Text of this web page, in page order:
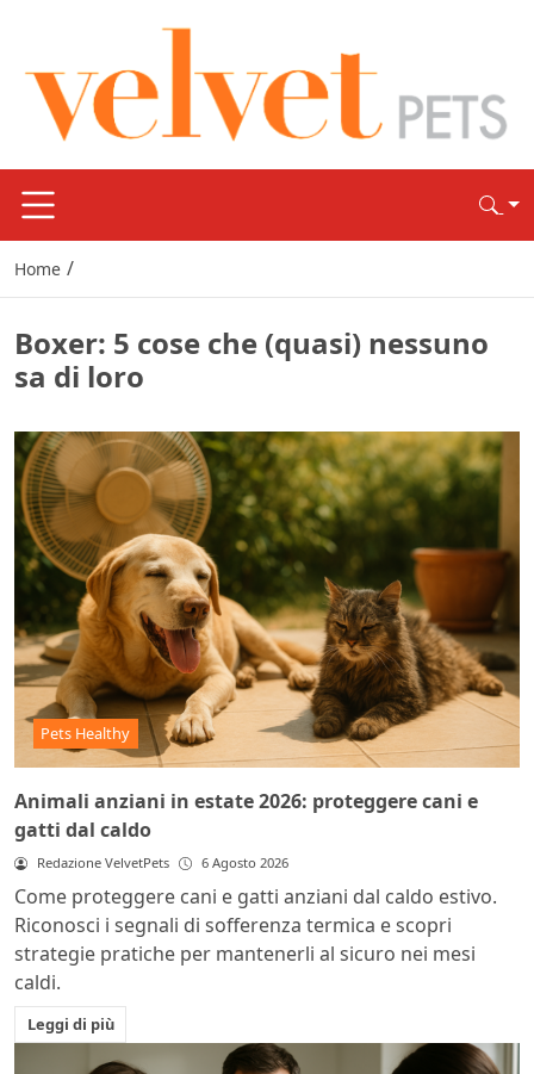
Home /
Boxer: 5 cose che (quasi) nessuno
sa di loro
Pets Healthy
Animali anziani in estate 2026: proteggere cani e
gatti dal caldo
Redazione VelvetPets 6 Agosto 2026
Come proteggere cani e gatti anziani dal caldo estivo.
Riconosci i segnali di sofferenza termica e scopri
strategie pratiche per mantenerli al sicuro nei mesi
caldi.
Leggi di più